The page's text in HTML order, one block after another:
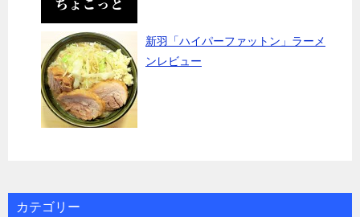
新羽「ハイパーファットン」ラーメ
ンレビュー
カテゴリー